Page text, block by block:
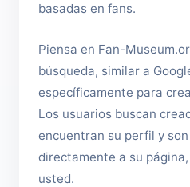
basadas en fans.
Piensa en Fan-
búsqueda, similar a
específicamente para
Los usuarios buscan
encuentran su perfil y
directamente a su
usted.